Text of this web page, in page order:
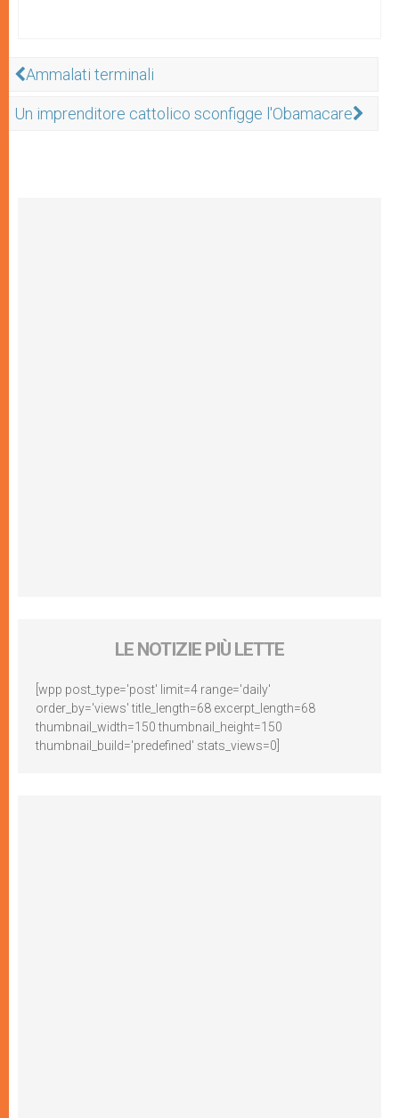
Ammalati terminali
Un imprenditore cattolico sconfigge l'Obamacare
LE NOTIZIE PIÙ LETTE
[wpp post_type='post' limit=4 range='daily'
order_by='views' title_length=68 excerpt_length=68
thumbnail_width=150 thumbnail_height=150
thumbnail_build='predefined' stats_views=0]